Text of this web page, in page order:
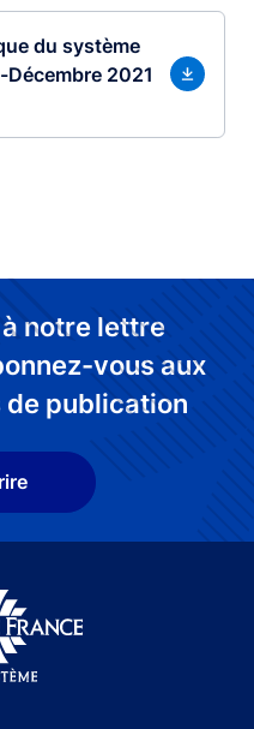
du système
2021
notre lettre
vous aux
publication